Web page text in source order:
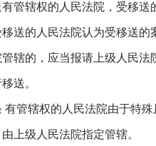
管辖权的人民法院，受移送
送的人民法院认为受移送的
辖的，应当报请上级人民法
送。
有管辖权的人民法院由于特
上级人民法院指定管辖。